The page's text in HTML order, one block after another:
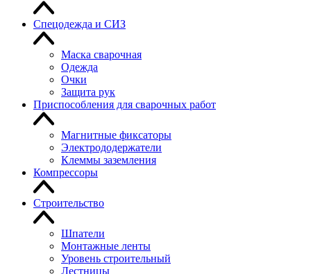
Спецодежда и СИЗ
Маска сварочная
Одежда
Очки
Защита рук
Приспособления для сварочных работ
Магнитные фиксаторы
Электрододержатели
Клеммы заземления
Компрессоры
Строительство
Шпатели
Монтажные ленты
Уровень строительный
Лестницы